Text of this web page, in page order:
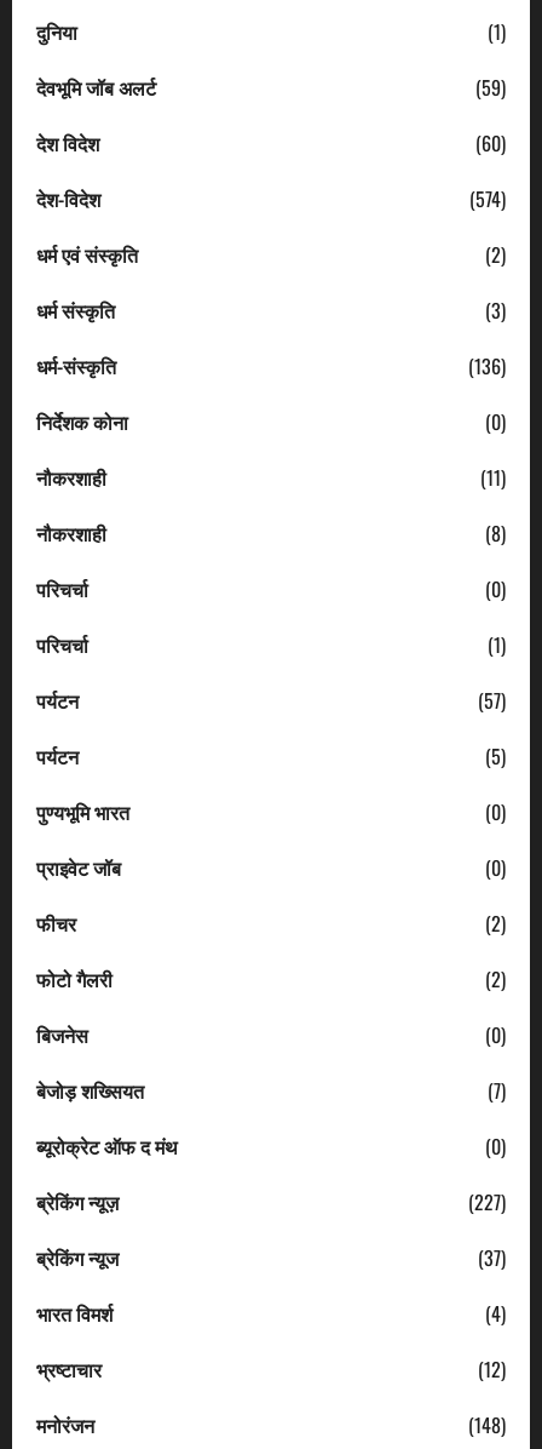
दुनिया
(1)
देवभूमि जॉब अलर्ट
(59)
देश विदेश
(60)
देश-विदेश
(574)
धर्म एवं संस्कृति
(2)
धर्म संस्कृति
(3)
धर्म-संस्कृति
(136)
निर्देशक कोना
(0)
नौकरशाही
(11)
नौकरशाही
(8)
परिचर्चा
(0)
परिचर्चा
(1)
पर्यटन
(57)
पर्यटन
(5)
पुण्यभूमि भारत
(0)
प्राइवेट जॉब
(0)
फीचर
(2)
फोटो गैलरी
(2)
बिजनेस
(0)
बेजोड़ शख्सियत
(7)
ब्यूरोक्रेट ऑफ द मंथ
(0)
ब्रेकिंग न्यूज़
(227)
ब्रेकिंग न्यूज
(37)
भारत विमर्श
(4)
भ्रष्टाचार
(12)
मनोरंजन
(148)